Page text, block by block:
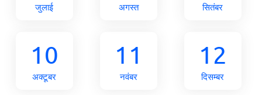
जुलाई अगस्त सितंबर
10
अक्टूबर
11
नवंबर
12
दिसम्बर